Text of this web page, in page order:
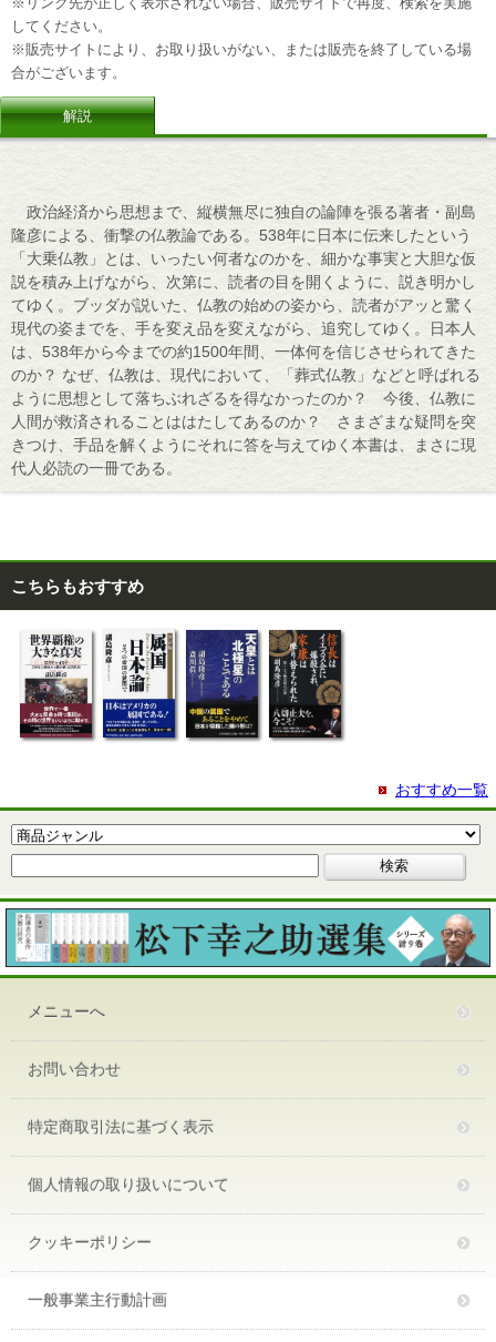
※リンク先が正しく表示されない場合、販売サイトで再度、検索を実施
してください。
※販売サイトにより、お取り扱いがない、または販売を終了している場
合がございます。
解説
政治経済から思想まで、縦横無尽に独自の論陣を張る著者・副島
隆彦による、衝撃の仏教論である。538年に日本に伝来したという
「大乗仏教」とは、いったい何者なのかを、細かな事実と大胆な仮
説を積み上げながら、次第に、読者の目を開くように、説き明かし
てゆく。ブッダが説いた、仏教の始めの姿から、読者がアッと驚く
現代の姿までを、手を変え品を変えながら、追究してゆく。日本人
は、538年から今までの約1500年間、一体何を信じさせられてきた
のか？ なぜ、仏教は、現代において、「葬式仏教」などと呼ばれる
ように思想として落ちぶれざるを得なかったのか？ 今後、仏教に
人間が救済されることははたしてあるのか？ さまざまな疑問を突
きつけ、手品を解くようにそれに答を与えてゆく本書は、まさに現
代人必読の一冊である。
こちらもおすすめ
おすすめ一覧
メニューへ
お問い合わせ
特定商取引法に基づく表示
個人情報の取り扱いについて
クッキーポリシー
一般事業主行動計画